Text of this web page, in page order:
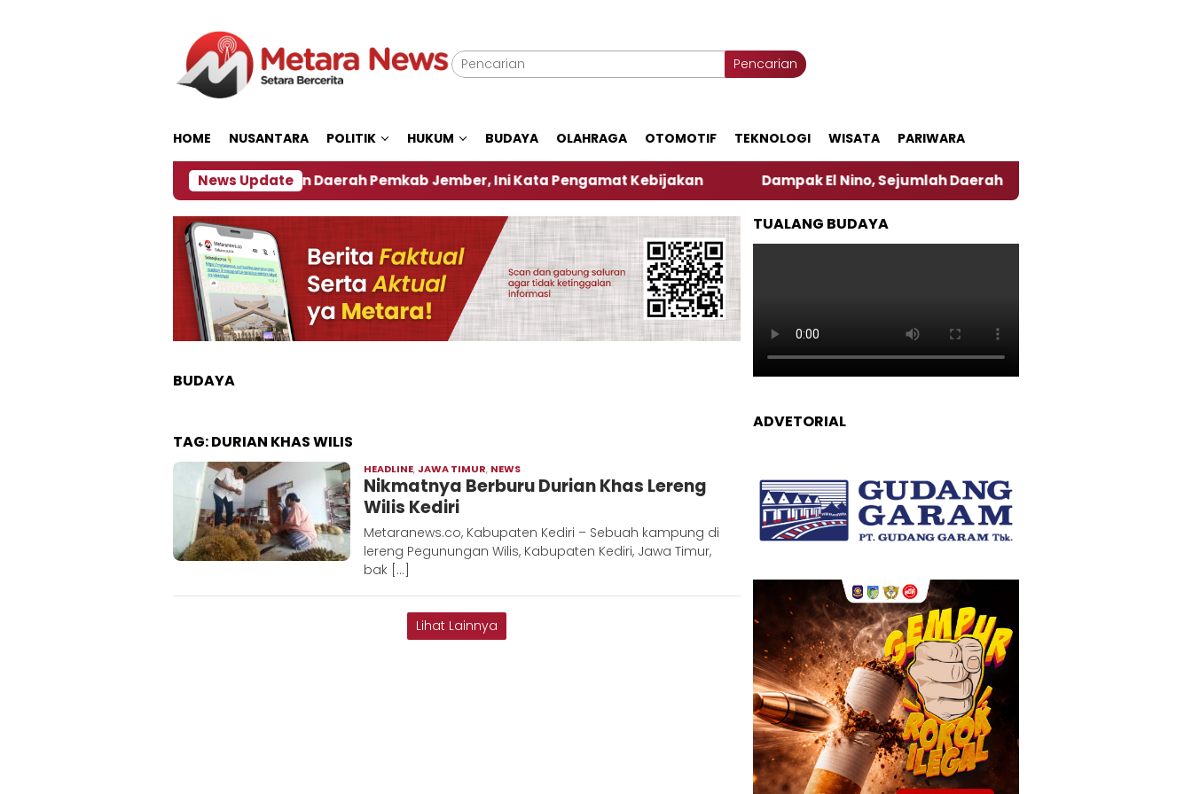
Pencarian
HOME NUSANTARA POLITIK HUKUM BUDAYA OLAHRAGA OTOMOTIF TEKNOLOGI WISATA PARIWARA
News Update
‎Soal Rencana Pinjaman Daerah Pemkab Jember, Ini Kata Pengamat Kebijakan ‎ Dampak El Nino, Sejumlah Daerah di Jember Alami Krisi Air
BUDAYA
TAG:DURIAN KHAS WILIS
HEADLINE,JAWA TIMUR, NEWS
Hadi
Nikmatnya Berburu Durian Khas Lereng
Wilis Kediri
Metaranews.co, Kabupaten Kediri – Sebuah kampung di
lereng Pegunungan Wilis, Kabupaten Kediri, Jawa Timur,
bak […]
Lihat Lainnya
TUALANG BUDAYA
ADVETORIAL